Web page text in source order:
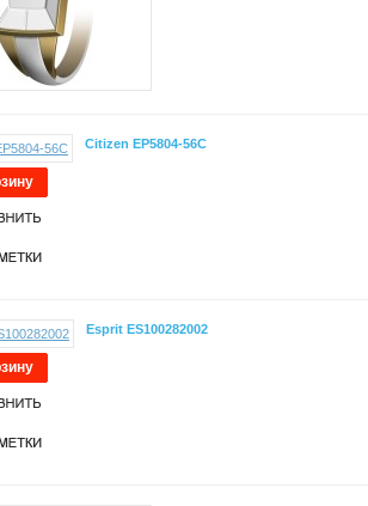
Citizen EP5804-56C
Esprit ES100282002